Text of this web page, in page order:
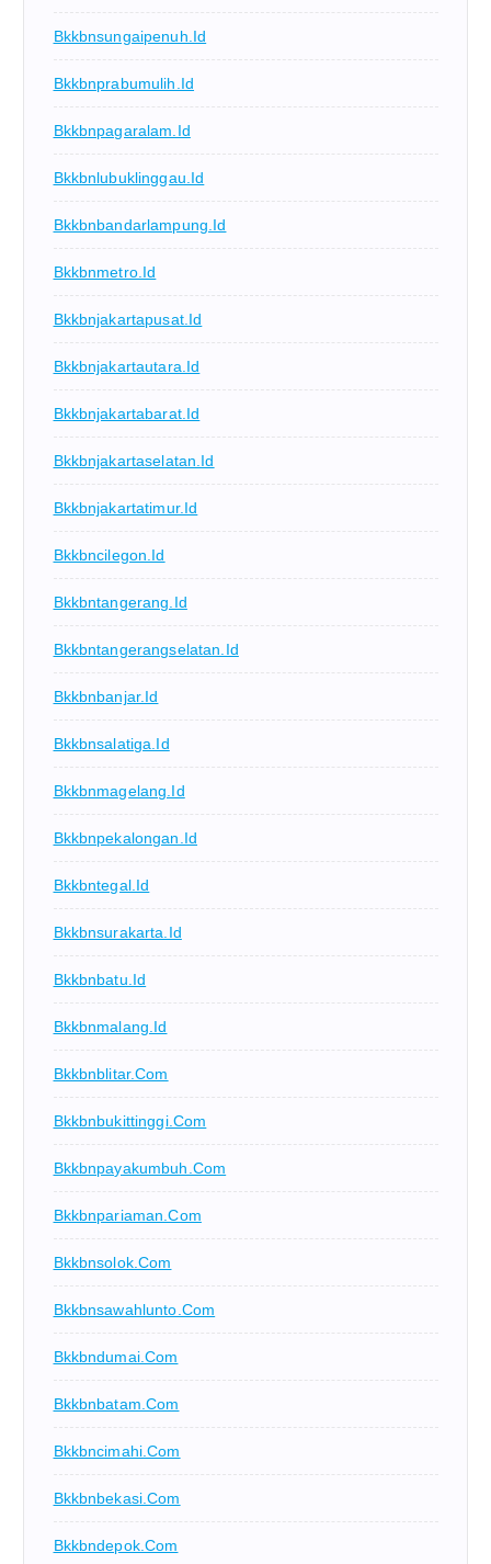
Bkkbnsungaipenuh.id
Bkkbnprabumulih.id
Bkkbnpagaralam.id
Bkkbnlubuklinggau.id
Bkkbnbandarlampung.id
Bkkbnmetro.id
Bkkbnjakartapusat.id
Bkkbnjakartautara.id
Bkkbnjakartabarat.id
Bkkbnjakartaselatan.id
Bkkbnjakartatimur.id
Bkkbncilegon.id
Bkkbntangerang.id
Bkkbntangerangselatan.id
Bkkbnbanjar.id
Bkkbnsalatiga.id
Bkkbnmagelang.id
Bkkbnpekalongan.id
Bkkbntegal.id
Bkkbnsurakarta.id
Bkkbnbatu.id
Bkkbnmalang.id
Bkkbnblitar.com
Bkkbnbukittinggi.com
Bkkbnpayakumbuh.com
Bkkbnpariaman.com
Bkkbnsolok.com
Bkkbnsawahlunto.com
Bkkbndumai.com
Bkkbnbatam.com
Bkkbncimahi.com
Bkkbnbekasi.com
Bkkbndepok.com